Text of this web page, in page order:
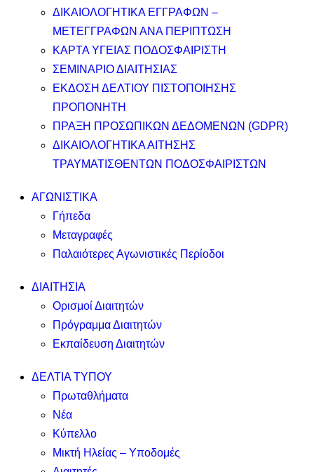
ΔΙΚΑΙΟΛΟΓΗΤΙΚΑ ΕΓΓΡΑΦΩΝ –
ΜΕΤΕΓΓΡΑΦΩΝ ΑΝΑ ΠΕΡΙΠΤΩΣΗ
ΚΑΡΤΑ ΥΓΕΙΑΣ ΠΟΔΟΣΦΑΙΡΙΣΤΗ
ΣΕΜΙΝΑΡΙΟ ΔΙΑΙΤΗΣΙΑΣ
ΕΚΔΟΣΗ ΔΕΛΤΙΟΥ ΠΙΣΤΟΠΟΙΗΣΗΣ
ΠΡΟΠΟΝΗΤΗ
ΠΡΑΞΗ ΠΡΟΣΩΠΙΚΩΝ ΔΕΔΟΜΕΝΩΝ (GDPR)
ΔΙΚΑΙΟΛΟΓΗΤΙΚΑ ΑΙΤΗΣΗΣ
ΤΡΑΥΜΑΤΙΣΘΕΝΤΩΝ ΠΟΔΟΣΦΑΙΡΙΣΤΩΝ
ΑΓΩΝΙΣΤΙΚΑ
Γήπεδα
Μεταγραφές
Παλαιότερες Αγωνιστικές Περίοδοι
ΔΙΑΙΤΗΣΙΑ
Ορισμοί Διαιτητών
Πρόγραμμα Διαιτητών
Εκπαίδευση Διαιτητών
ΔΕΛΤΙΑ ΤΥΠΟΥ
Πρωταθλήματα
Νέα
Κύπελλο
Μικτή Ηλείας – Υποδομές